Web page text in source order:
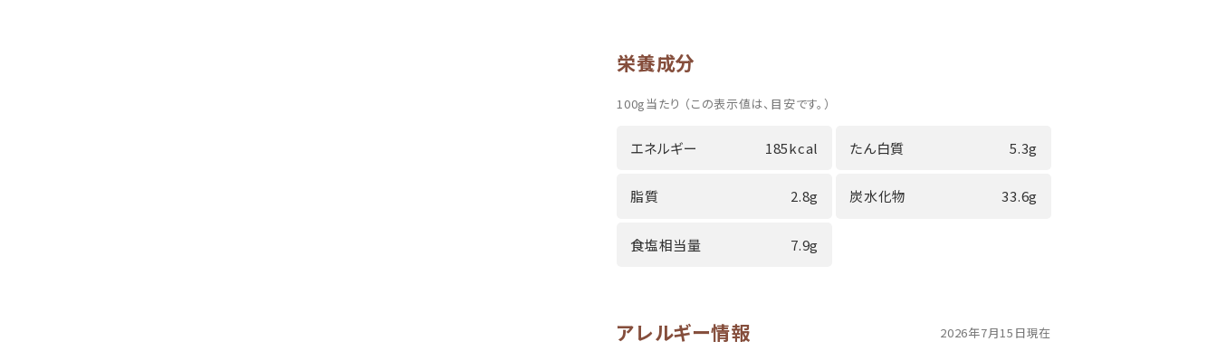
栄養成分
100g当たり （この表示値は、目安です。）
エネルギー 185kcal たん白質 5.3g
脂質 2.8g 炭水化物 33.6g
食塩相当量 7.9g
アレルギー情報 2026年7月15日現在